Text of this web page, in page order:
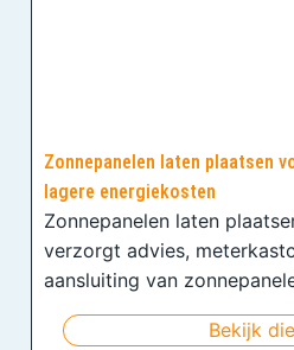
Zonnepanelen laten plaatsen
lagere energiekosten
Zonnepanelen laten
verzorgt advies,
aansluiting van
Bekijk